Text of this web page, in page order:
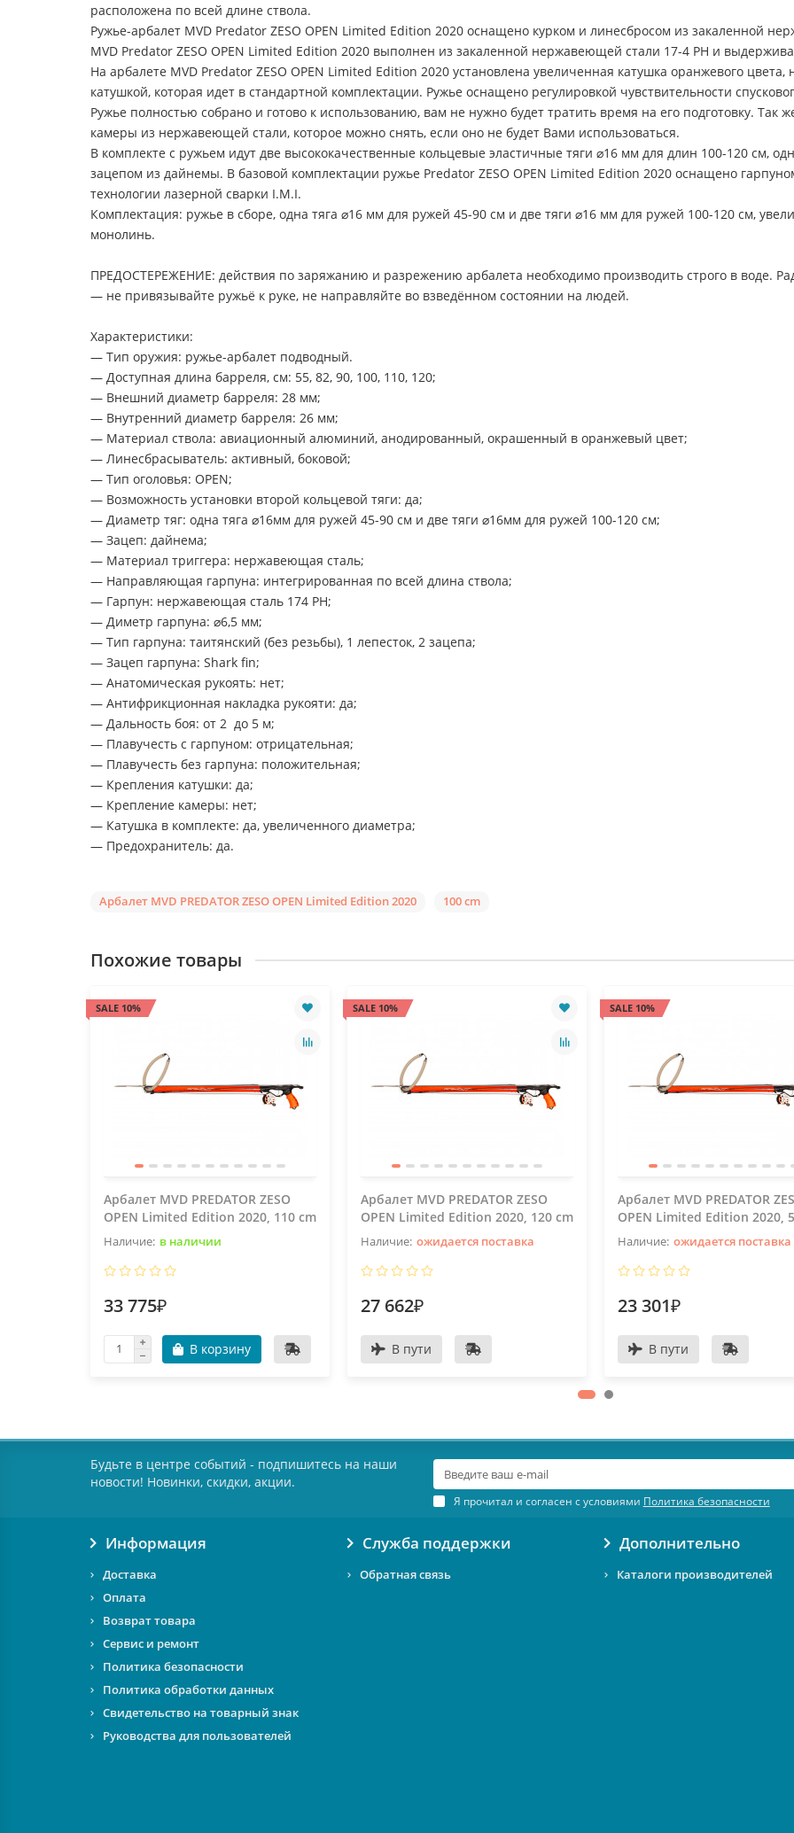
расположена по всей длине ствола.
Ружье-арбалет MVD Predator ZESO OPEN Limited Edition 2020 оснащено курком и линесбросом из закаленной
MVD Predator ZESO OPEN Limited Edition 2020 выполнен из закаленной нержавеющей стали 17-4 PH и
На арбалете MVD Predator ZESO OPEN Limited Edition 2020 установлена увеличенная катушка оранжевого
катушкой, которая идет в стандартной комплектации. Ружье оснащено регулировкой чувствительности
Ружье полностью собрано и готово к использованию, вам не нужно будет тратить время на его подготовку. Так
камеры из нержавеющей стали, которое можно снять, если оно не будет Вами использоваться.
В комплекте с ружьем идут две высококачественные кольцевые эластичные тяги ⌀16 мм для длин 100-120 см,
зацепом из дайнемы. В базовой комплектации ружье Predator ZESO OPEN Limited Edition 2020 оснащено
технологии лазерной сварки I.M.I.
Комплектация: ружье в сборе, одна тяга ⌀16 мм для ружей 45-90 см и две тяги ⌀16 мм для ружей 100-120 см,
монолинь.
ПРЕДОСТЕРЕЖЕНИЕ: действия по заряжанию и разрежению арбалета необходимо производить строго в воде.
— не привязывайте ружьё к руке, не направляйте во взведённом состоянии на людей.
Характеристики:
— Тип оружия: ружье-арбалет подводный.
— Доступная длина барреля, см: 55, 82, 90, 100, 110, 120;
— Внешний диаметр барреля: 28 мм;
— Внутренний диаметр барреля: 26 мм;
— Материал ствола: авиационный алюминий, анодированный, окрашенный в оранжевый цвет;
— Линесбрасыватель: активный, боковой;
— Тип оголовья: OPEN;
— Возможность установки второй кольцевой тяги: да;
— Диаметр тяг: одна тяга ⌀16мм для ружей 45-90 см и две тяги ⌀16мм для ружей 100-120 см;
— Зацеп: дайнема;
— Материал триггера: нержавеющая сталь;
— Направляющая гарпуна: интегрированная по всей длина ствола;
— Гарпун: нержавеющая сталь 174 PH;
— Диметр гарпуна: ⌀6,5 мм;
— Тип гарпуна: таитянский (без резьбы), 1 лепесток, 2 зацепа;
— Зацеп гарпуна: Shark fin;
— Анатомическая рукоять: нет;
— Антифрикционная накладка рукояти: да;
— Дальность боя: от 2 до 5 м;
— Плавучесть с гарпуном: отрицательная;
— Плавучесть без гарпуна: положительная;
— Крепления катушки: да;
— Крепление камеры: нет;
— Катушка в комплекте: да, увеличенного диаметра;
— Предохранитель: да.
Арбалет MVD PREDATOR ZESO OPEN Limited Edition 2020 100 cm
Похожие товары
SALE 10%
Арбалет MVD PREDATOR ZESO
OPEN Limited Edition 2020, 110 cm
в наличии
33 775₽
В корзину
SALE 10%
Арбалет MVD PREDATOR ZESO
OPEN Limited Edition 2020, 120 cm
ожидается поставка
27 662₽
В пути
SALE 10%
Арбалет MVD PREDATOR
OPEN Limited Edition 2020,
ожидается поставка
23 301₽
В пути
Будьте в центре событий - подпишитесь на наши
новости! Новинки, скидки, акции.
Я прочитал и согласен с условиями Политика безопасности
Информация
Доставка
Оплата
Возврат товара
Сервис и ремонт
Политика безопасности
Политика обработки данных
Свидетельство на товарный знак
Руководства для пользователей
Служба поддержки
Обратная связь
Дополнительно
Каталоги производителей